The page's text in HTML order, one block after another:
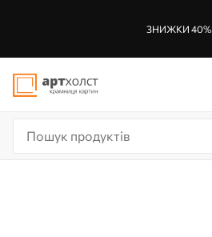
ЗНИЖКИ 40%